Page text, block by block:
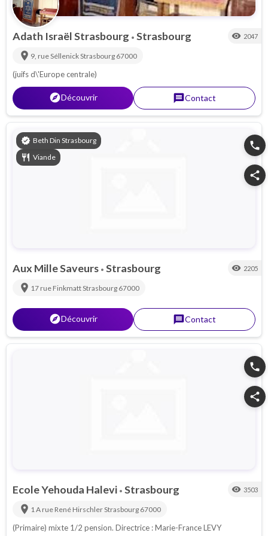
Adath Israël Strasbourg • Strasbourg visibility 2047
location_on 9, rue SéllenickStrasbourg 67000
(juifs d\'Europe centrale)
explorerDécouvrir messageContact
verified Beth Din Strasbourg
restaurant Viande
phone
share
Aux Mille Saveurs • Strasbourg visibility 2205
location_on 17 rue FinkmattStrasbourg 67000
explorerDécouvrir messageContact
phone
share
Ecole Yehouda Halevi • Strasbourg visibility 3503
location_on 1 A rue René HirschlerStrasbourg 67000
(Primaire) mixte 1/2 pension. Directrice : Marie-France LEVY